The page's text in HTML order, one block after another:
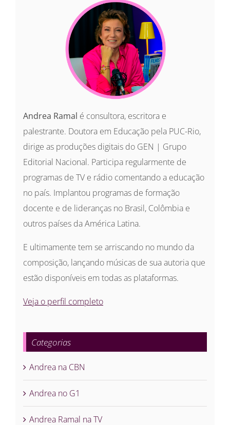
Andrea Ramal é consultora, escritora e
palestrante. Doutora em Educação pela PUC-Rio,
dirige as produções digitais do GEN | Grupo
Editorial Nacional. Participa regularmente de
programas de TV e rádio comentando a educação
no país. Implantou programas de formação
docente e de lideranças no Brasil, Colômbia e
outros países da América Latina.
E ultimamente tem se arriscando no mundo da
composição, lançando músicas de sua autoria que
estão disponíveis em todas as plataformas.
Veja o perfil completo
Categorias
Andrea na CBN
Andrea no G1
Andrea Ramal na TV